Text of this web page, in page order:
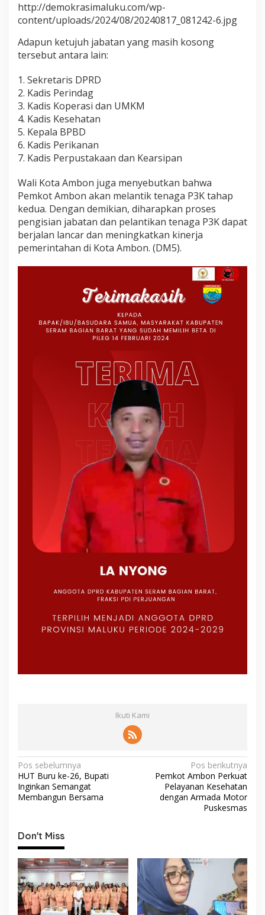
http://demokrasimaluku.com/wp-
content/uploads/2024/08/20240817_081242-6.jpg
Adapun ketujuh jabatan yang masih kosong
tersebut antara lain:
1. Sekretaris DPRD
2. Kadis Perindag
3. Kadis Koperasi dan UMKM
4. Kadis Kesehatan
5. Kepala BPBD
6. Kadis Perikanan
7. Kadis Perpustakaan dan Kearsipan
Wali Kota Ambon juga menyebutkan bahwa
Pemkot Ambon akan melantik tenaga P3K tahap
kedua. Dengan demikian, diharapkan proses
pengisian jabatan dan pelantikan tenaga P3K dapat
berjalan lancar dan meningkatkan kinerja
pemerintahan di Kota Ambon. (DM5).
Ikuti Kami
N
a
v
g
a
s
i
p
Pos sebelumnya
HUT Buru ke-26, Bupati
Inginkan Semangat
Membangun Bersama
Pos berikutnya
Pemkot Ambon Perkuat
Pelayanan Kesehatan
dengan Armada Motor
Puskesmas
Don't Miss